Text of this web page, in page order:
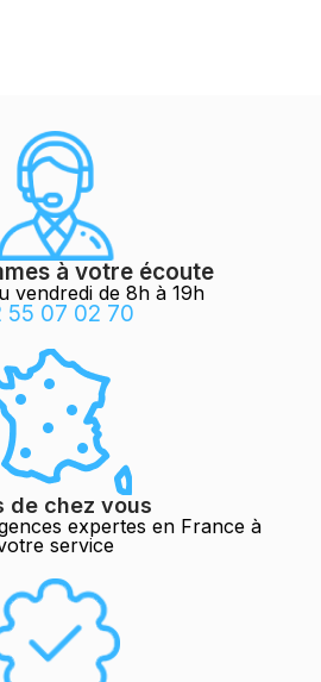
à votre écoute
vendredi de 8h à 19h
55 07 02 70
de chez vous
expertes en France à
service